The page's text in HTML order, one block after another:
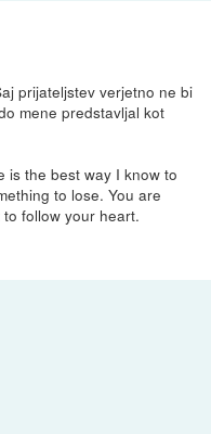
prijateljstev verjetno ne bi
mene predstavljal kot
is the best way I know to
to lose. You are
follow your heart.